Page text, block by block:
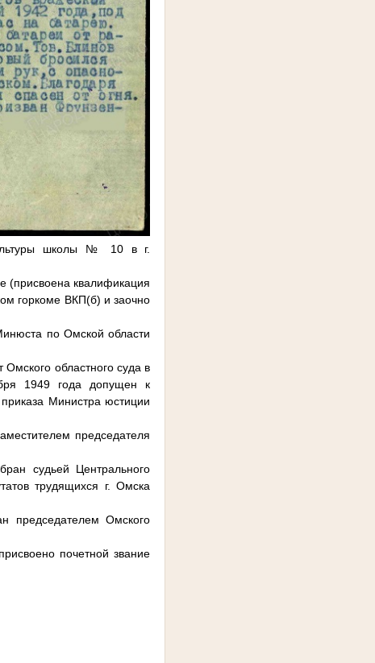
школы № 10 в г.
(присвоена квалификация
горкоме ВКП(б) и заочно
по Омской области
областного суда в
1949 года допущен к
Министра юстиции
председателя
судьей Центрального
трудящихся г. Омска
председателем Омского
почетной звание